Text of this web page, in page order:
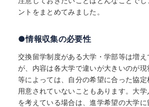
ントをまとめてみました。
●情報収集の必要性
交換留学制度がある大学・学部等は増え
が、内容は各大学で違いが大きいのが
等によっては、自分の希望に合った協
用意されていないこともあります。大
を考えている場合は、進学希望の大学